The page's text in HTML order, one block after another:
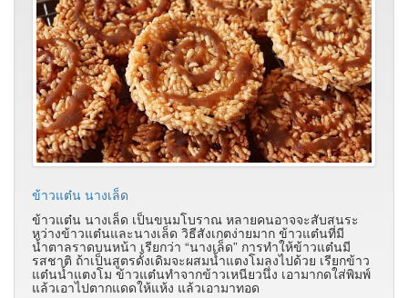
ข้าวแต๋น นางเล็ด
ข้าวแต๋น นางเล็ด เป็นขนมโบราณ หลายคนอาจจะสับสนระ
หว่างข้าวแต๋นและนางเล็ด วิธีสังเกตง่ายมาก ข้าวแต๋นที่มี
น้ำตาลราดบนหน้า เรียกว่า “นางเล็ด” การทำให้ข้าวแต๋นมี
รสชาติ ถ้าเป็นสูตรดั้งเดิมจะผสมน้ำแตงโมลงไปด้วย เรียกข้าว
แต๋นน้ำแตงโม ข้าวแต๋นทำจากข้าวเหนียวนึ่ง เอามากดใส่พิมพ์
แล้วเอาไปตากแดดให้แห้ง แล้วเอามาทอด